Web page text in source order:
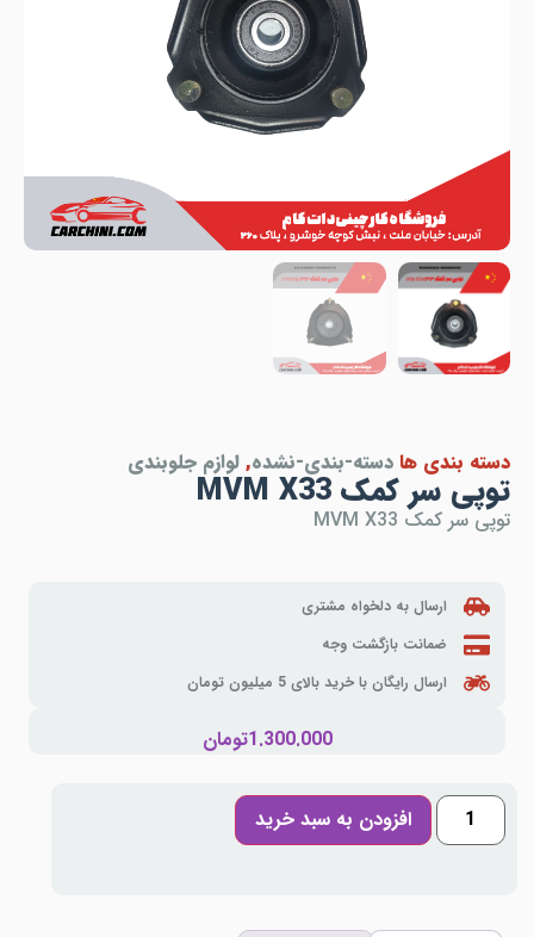
دسته بندی ها دسته-بندی-نشده, لوازم جلوبندی
توپی سر کمک MVM X33
توپی سر کمک MVM X33
ارسال به دلخواه مشتری
ضمانت بازگشت وجه
ارسال رایگان با خرید بالای 5 میلیون تومان
1.300.000تومان
افزودن به سبد خرید